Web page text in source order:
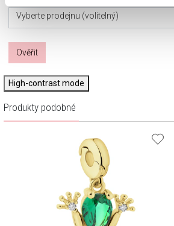
Vyberte prodejnu (volitelný)
Ověřit
High-contrast mode
Produkty podobné